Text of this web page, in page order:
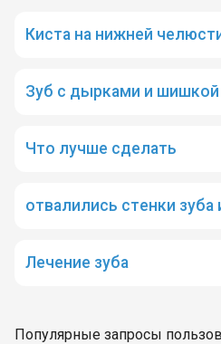
Киста на нижней
Зуб с дырками и шишкой
Что лучше сделать
отвалились стенки зуба
Лечение зуба
Популярные запросы